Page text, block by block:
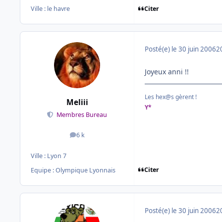
Ville : le havre Citer
Meliii
Membres Bureau
6 k
messages
Ville : Lyon 7
Equipe : Olympique Lyonnais
Posté(e) le 30 juin 2006
Joyeux anni !!
Les hex@s gèrent !
Y*
Citer
Posté(e) le 30 juin 2006